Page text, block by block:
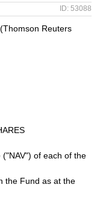
ID: 53088
(Thomson Reuters
of each of the
the Fund as at the